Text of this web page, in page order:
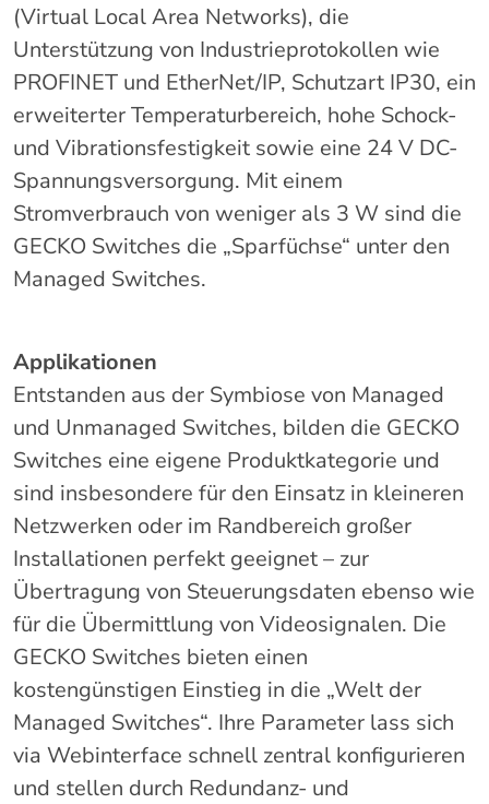
(Virtual Local Area Networks), die
Unterstützung von Industrieprotokollen wie
PROFINET und EtherNet/IP, Schutzart IP30, ein
erweiterter Temperaturbereich, hohe Schock-
und Vibrationsfestigkeit sowie eine 24 V DC-
Spannungsversorgung. Mit einem
Stromverbrauch von weniger als 3 W sind die
GECKO Switches die „Sparfüchse“ unter den
Managed Switches.
Applikationen
Entstanden aus der Symbiose von Managed
und Unmanaged Switches, bilden die GECKO
Switches eine eigene Produktkategorie und
sind insbesondere für den Einsatz in kleineren
Netzwerken oder im Randbereich großer
Installationen perfekt geeignet – zur
Übertragung von Steuerungsdaten ebenso wie
für die Übermittlung von Videosignalen. Die
GECKO Switches bieten einen
kostengünstigen Einstieg in die „Welt der
Managed Switches“. Ihre Parameter lass sich
via Webinterface schnell zentral konfigurieren
und stellen durch Redundanz- und